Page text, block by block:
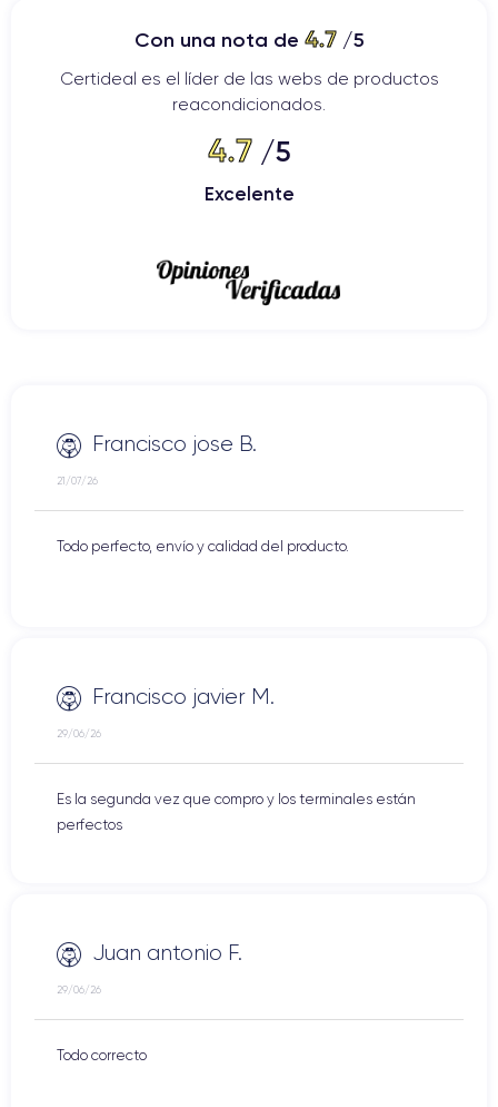
Con una nota de 4.7/5
Certideal es el líder de las webs de productos
reacondicionados.
4.7/5
Excelente
Francisco jose B.
21/07/26
Todo perfecto, envío y calidad del producto.
Francisco javier M.
29/06/26
Es la segunda vez que compro y los terminales están
perfectos
Juan antonio F.
29/06/26
Todo correcto